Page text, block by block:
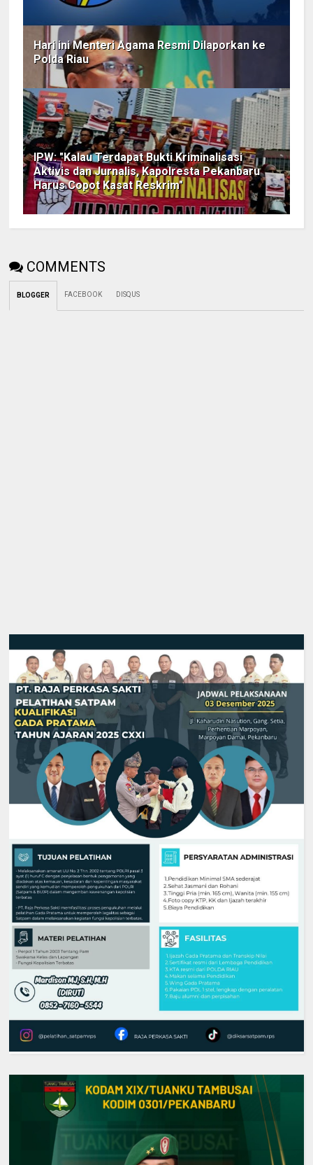
Hari ini Menteri Agama Resmi Dilaporkan ke
Polda Riau
IPW: "Kalau Terdapat Bukti Kriminalisasi
Aktivis dan Jurnalis, Kapolresta Pekanbaru
Harus Copot Kasat Reskrim"
COMMENTS
BLOGGER FACEBOOK DISQUS